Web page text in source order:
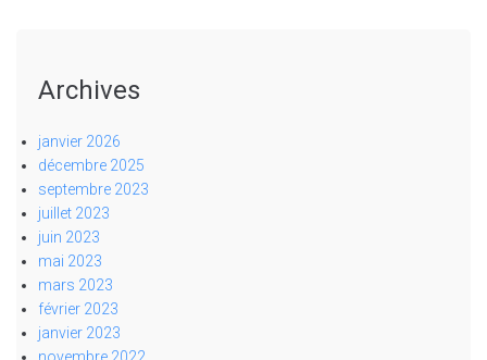
Archives
janvier 2026
décembre 2025
septembre 2023
juillet 2023
juin 2023
mai 2023
mars 2023
février 2023
janvier 2023